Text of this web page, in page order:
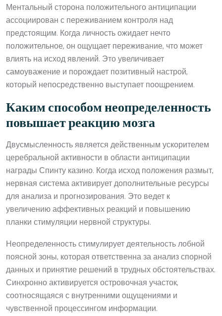
Ментальный сторона положительного антиципации
ассоциирован с переживанием контроля над
предстоящим. Когда личность ожидает нечто
положительное, он ощущает переживание, что может
влиять на исход явлений. Это увеличивает
самоуважение и порождает позитивный настрой,
который непосредственно выступает поощрением.
Каким способом неопределенность
повышает реакцию мозга
Двусмысленность является действенным ускорителем
церебральной активности в области антиципации
награды Спинту казино. Когда исход положения размыт,
нервная система активирует дополнительные ресурсы
для анализа и прогнозирования. Это ведет к
увеличению аффективных реакций и повышению
планки стимуляции нервной структуры.
Неопределенность стимулирует деятельность лобной
поясной зоны, которая ответственна за анализ спорной
данных и принятие решений в трудных обстоятельствах.
Синхронно активируется островочная участок,
соотносящаяся с внутренними ощущениями и
чувственной процессингом информации.